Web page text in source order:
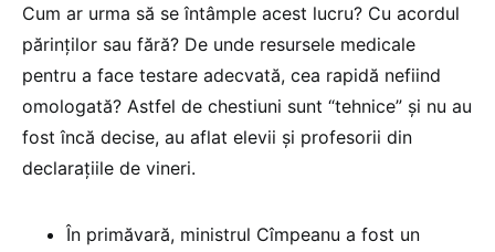
Cum ar urma să se întâmple acest lucru? Cu acordul
părinților sau fără? De unde resursele medicale
pentru a face testare adecvată, cea rapidă nefiind
omologată? Astfel de chestiuni sunt “tehnice” și nu au
fost încă decise, au aflat elevii și profesorii din
declarațiile de vineri.
În primăvară, ministrul Cîmpeanu a fost un